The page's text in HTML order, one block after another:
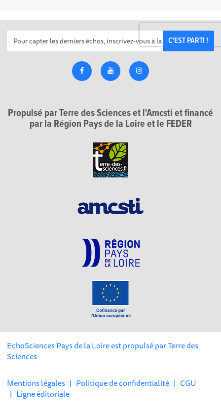
C'EST PARTI !
Propulsé par Terre des Sciences et l'Amcsti et financé
par la Région Pays de la Loire et le FEDER
EchoSciences Pays de la Loire est propulsé parTerre des
Sciences
Mentions légales | Politique de confidentialité | CGU
| Ligne éditoriale